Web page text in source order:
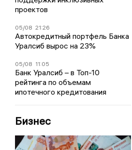
проектов
05/08 21:26
Автокредитный портфель Банка
Уралсиб вырос на 23%
05/08 11:05
Банк Уралсиб – в Топ-10
рейтинга по объемам
ипотечного кредитования
Бизнес